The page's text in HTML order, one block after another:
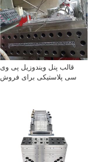
قالب پنل ویندوزیل پی وی
سی پلاستیکی برای فروش